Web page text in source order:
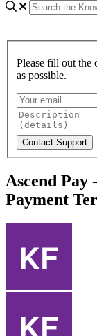
Please fill out the
as possible.
Ascend Pay
Payment